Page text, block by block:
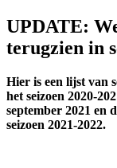
UPDATE:
terugzien in
Hier is een lijst van
het seizoen 2020-
september 2021 en
seizoen 2021-2022.